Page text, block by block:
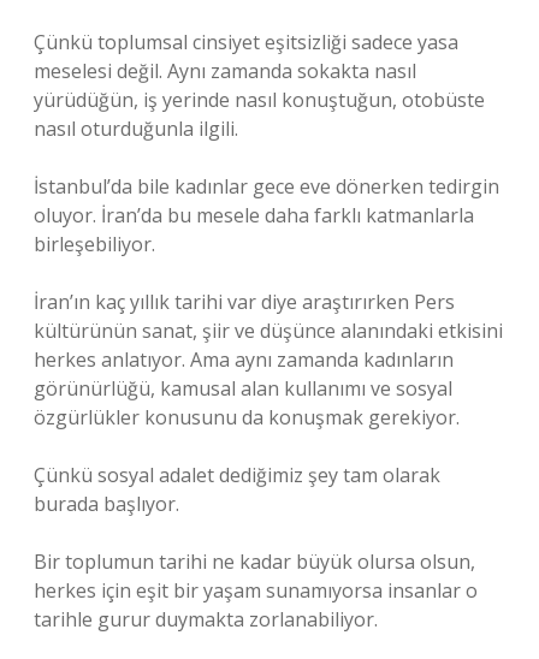
Çünkü toplumsal cinsiyet eşitsizliği sadece yasa
meselesi değil. Aynı zamanda sokakta nasıl
yürüdüğün, iş yerinde nasıl konuştuğun, otobüste
nasıl oturduğunla ilgili.
İstanbul’da bile kadınlar gece eve dönerken tedirgin
oluyor. İran’da bu mesele daha farklı katmanlarla
birleşebiliyor.
İran’ın kaç yıllık tarihi var diye araştırırken Pers
kültürünün sanat, şiir ve düşünce alanındaki etkisini
herkes anlatıyor. Ama aynı zamanda kadınların
görünürlüğü, kamusal alan kullanımı ve sosyal
özgürlükler konusunu da konuşmak gerekiyor.
Çünkü sosyal adalet dediğimiz şey tam olarak
burada başlıyor.
Bir toplumun tarihi ne kadar büyük olursa olsun,
herkes için eşit bir yaşam sunamıyorsa insanlar o
tarihle gurur duymakta zorlanabiliyor.